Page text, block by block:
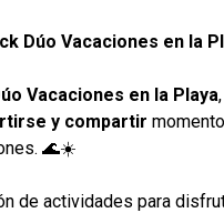
Dúo Vacaciones en la
Vacaciones en la Playa
y compartir
🌊☀️
de actividades para